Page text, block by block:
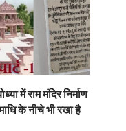
में राम मंदिर निर्माण
के नीचे भी रखा है